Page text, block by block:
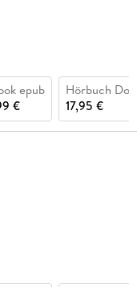
epub
€
Hörbuch
17,95 €